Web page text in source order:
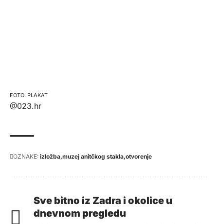
PLAKAT
@023.hr
OZNAKE: izložba muzej anitčkog stakla otvorenje
Sve bitno iz Zadra i okolice u
dnevnom pregledu